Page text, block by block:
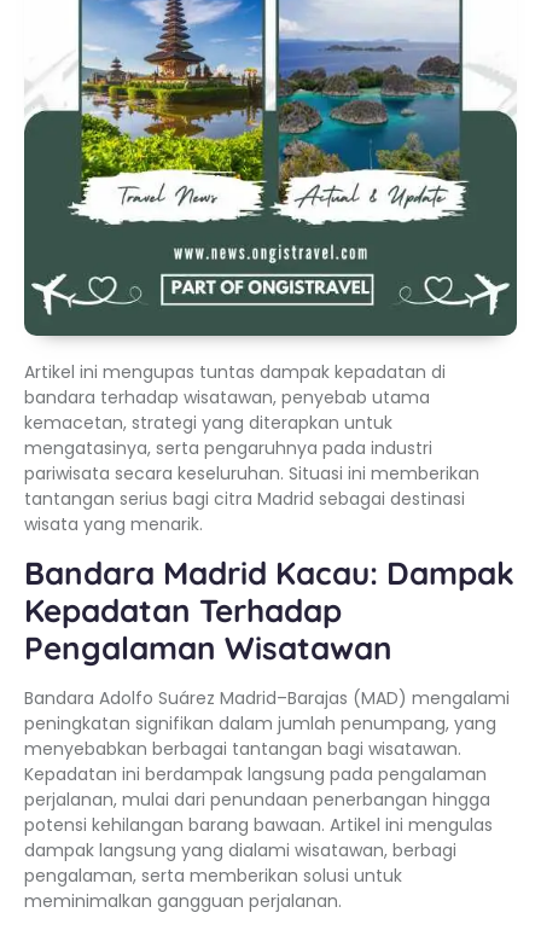
Artikel ini mengupas tuntas dampak kepadatan di
bandara terhadap wisatawan, penyebab utama
kemacetan, strategi yang diterapkan untuk
mengatasinya, serta pengaruhnya pada industri
pariwisata secara keseluruhan. Situasi ini memberikan
tantangan serius bagi citra Madrid sebagai destinasi
wisata yang menarik.
Bandara Madrid Kacau: Dampak
Kepadatan Terhadap
Pengalaman Wisatawan
Bandara Adolfo Suárez Madrid–Barajas (MAD) mengalami
peningkatan signifikan dalam jumlah penumpang, yang
menyebabkan berbagai tantangan bagi wisatawan.
Kepadatan ini berdampak langsung pada pengalaman
perjalanan, mulai dari penundaan penerbangan hingga
potensi kehilangan barang bawaan. Artikel ini mengulas
dampak langsung yang dialami wisatawan, berbagi
pengalaman, serta memberikan solusi untuk
meminimalkan gangguan perjalanan.